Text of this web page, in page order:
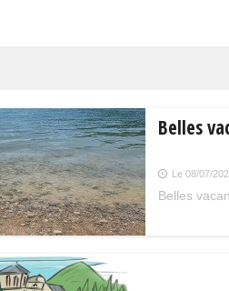
Belles
Le 08/07/
Belles